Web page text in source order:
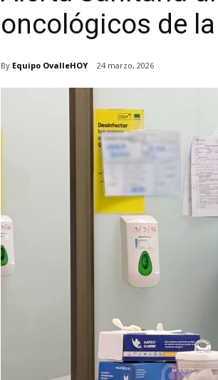
oncológicos de
By Equipo OvalleHOY 24 marzo, 2026